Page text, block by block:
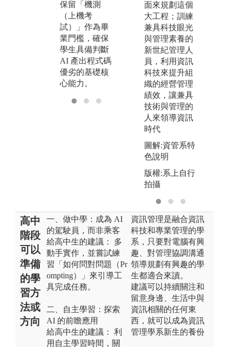
保留「機測
（上機考
試）」作為畢
業門檻，確保
學生具備判斷
AI 產出程式碼
優劣的基礎核
心能力。
面來規劃這個
大工程；訓練
兼具科技眼光
與管理素養的
新世紀管理人
員，利用資訊
科技來提升組
織的經營管理
績效，讓兼具
技術與管理的
人來領導資訊
時代
圖解:資管系特
色說明
版權:系上自行
拍攝
高中
階段
可以
準備
的學
習方
法或
方向
一、做中學：成為 AI
的駕駛員，而非乘客
給高中生的建議： 多
動手實作，並嘗試練
習「如何問對問題（Pr
ompting）」來引導工
具完成任務。
二、自主學習：探索
AI 的前瞻應用
給高中生的建議： 利
用自主學習時間，關
資訊管理是融合資訊
科技和專業管理的學
系，只要對電腦有興
趣、對管理協調溝通
領導規劃有興趣的學
生都適合來讀。
建議可以持續關注和
留意身邊、生活中與
資訊相關的任何東
西，就可以成為資訊
管理學系新生的養份